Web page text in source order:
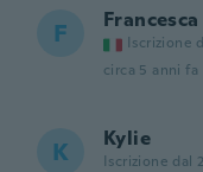
F Francesca
Iscrizione
circa 5 anni fa
K Kylie
Iscrizione dal